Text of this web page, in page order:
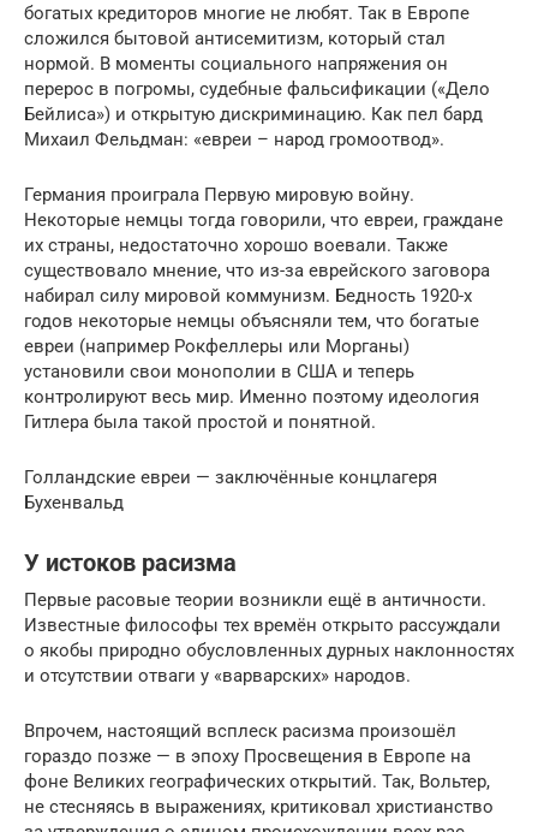
богатых кредиторов многие не любят. Так в Европе
сложился бытовой антисемитизм, который стал
нормой. В моменты социального напряжения он
перерос в погромы, судебные фальсификации («Дело
Бейлиса») и открытую дискриминацию. Как пел бард
Михаил Фельдман: «евреи – народ громоотвод».
Германия проиграла Первую мировую войну.
Некоторые немцы тогда говорили, что евреи, граждане
их страны, недостаточно хорошо воевали. Также
существовало мнение, что из-за еврейского заговора
набирал силу мировой коммунизм. Бедность 1920-х
годов некоторые немцы объясняли тем, что богатые
евреи (например Рокфеллеры или Морганы)
установили свои монополии в США и теперь
контролируют весь мир. Именно поэтому идеология
Гитлера была такой простой и понятной.
Голландские евреи — заключённые концлагеря
Бухенвальд
У истоков расизма
Первые расовые теории возникли ещё в античности.
Известные философы тех времён открыто рассуждали
о якобы природно обусловленных дурных наклонностях
и отсутствии отваги у «варварских» народов.
Впрочем, настоящий всплеск расизма произошёл
гораздо позже — в эпоху Просвещения в Европе на
фоне Великих географических открытий. Так, Вольтер,
не стесняясь в выражениях, критиковал христианство